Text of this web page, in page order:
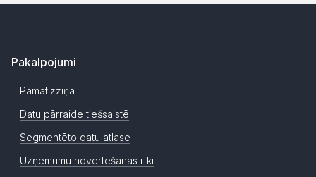
Pakalpojumi
Pamatizziņa
Datu pārraide tiešsaistē
Segmentēto datu atlase
Uzņēmumu novērtēšanas rīki